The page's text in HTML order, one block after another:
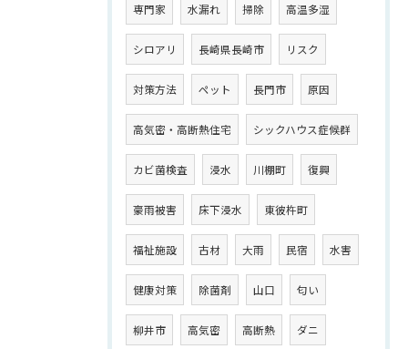
専門家 水漏れ 掃除 高温多湿
シロアリ 長崎県長崎市 リスク
対策方法 ペット 長門市 原因
高気密・高断熱住宅 シックハウス症候群
カビ菌検査 浸水 川棚町 復興
豪雨被害 床下浸水 東彼杵町
福祉施設 古材 大雨 民宿 水害
健康対策 除菌剤 山口 匂い
柳井市 高気密 高断熱 ダニ